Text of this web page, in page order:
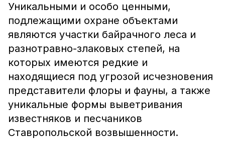
Уникальными и особо ценными,
подлежащими охране объектами
являются участки байрачного леса и
разнотравно-злаковых степей, на
которых имеются редкие и
находящиеся под угрозой исчезновения
представители флоры и фауны, а также
уникальные формы выветривания
известняков и песчаников
Ставропольской возвышенности.